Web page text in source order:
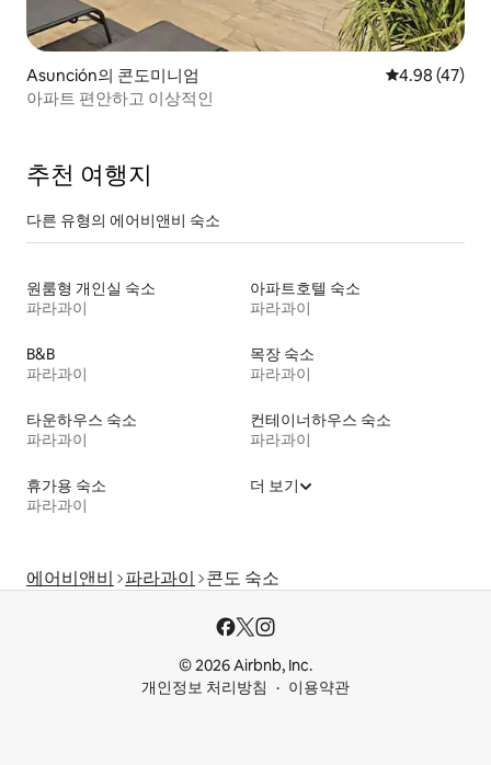
Asunción의 콘도미니엄 평점 4.98점(5
4.98 (47)
아파트 편안하고 이상적인
추천 여행지
다른 유형의 에어비앤비 숙소
원룸형 개인실 숙소
파라과이
아파트호텔 숙소
파라과이
B&B
파라과이
목장 숙소
파라과이
타운하우스 숙소
파라과이
컨테이너하우스 숙소
파라과이
휴가용 숙소
파라과이
더 보기
에어비앤비 파라과이 콘도 숙소
© 2026 Airbnb, Inc.
개인정보 처리방침
이용약관